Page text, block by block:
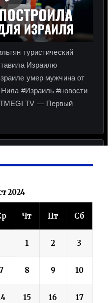
2024
Чт Пт Сб
1 2 3
8 9 10
15 16 17